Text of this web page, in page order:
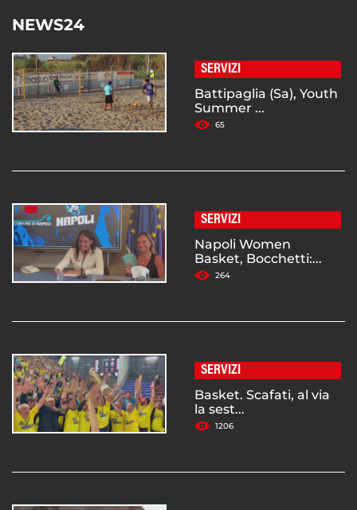
NEWS24
SERVIZI
Battipaglia (Sa), Youth
Summer ...
65
SERVIZI
Napoli Women
Basket, Bocchetti:...
264
SERVIZI
Basket. Scafati, al via
la sest...
1206